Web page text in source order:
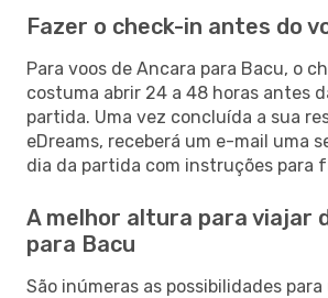
Fazer o check-in antes do
Para voos de Ancara para Bacu, o
costuma abrir 24 a 48 horas antes
partida. Uma vez concluída a sua
eDreams, receberá um e-mail uma
dia da partida com instruções para
A melhor altura para viajar
para Bacu
São inúmeras as possibilidades